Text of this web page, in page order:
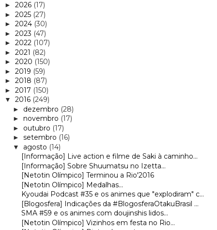
► 2026 (17)
► 2025 (27)
► 2024 (30)
► 2023 (47)
► 2022 (107)
► 2021 (82)
► 2020 (150)
► 2019 (59)
► 2018 (87)
► 2017 (150)
▼ 2016 (249)
► dezembro (28)
► novembro (17)
► outubro (17)
► setembro (16)
▼ agosto (14)
[Informação] Live action e filme de Saki à caminho...
[Informação] Sobre Shuumatsu no Izetta...
[Netotin Olímpico] Terminou a Rio'2016
[Netotin Olímpico] Medalhas...
Kyoudai Podcast #35 e os animes que "explodiram" c...
[Blogosfera] Indicações da #BlogosferaOtakuBrasil ...
SMA #59 e os animes com doujinshis lidos...
[Netotin Olímpico] Vizinhos em festa no Rio...